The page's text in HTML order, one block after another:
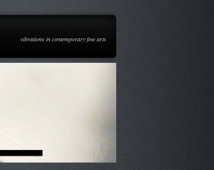
vibrations in contemporary fine arts